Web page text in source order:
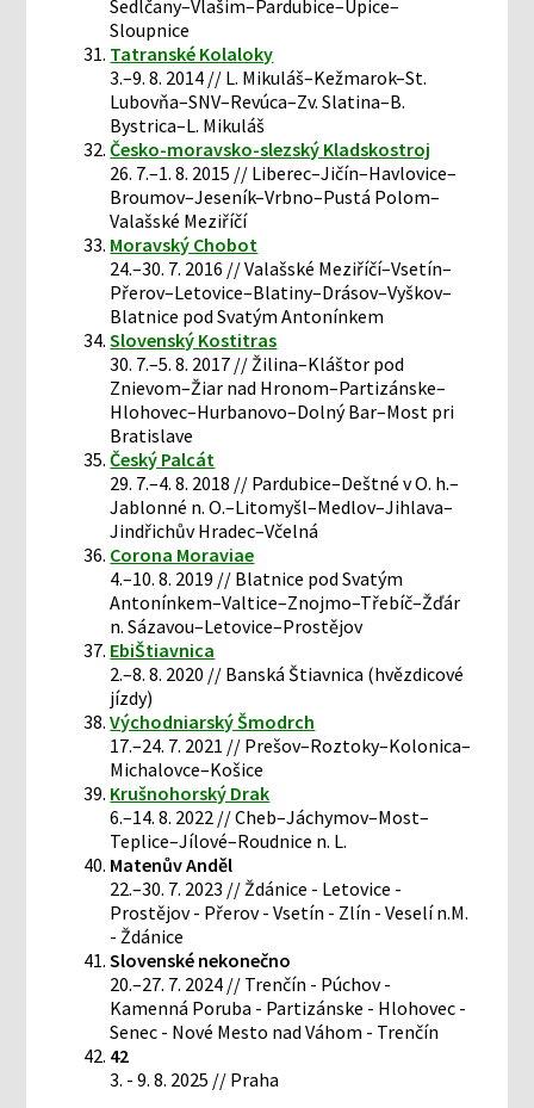
Sedlčany–Vlašim–Pardubice–Úpice–
Sloupnice
Tatranské Kolaloky
3.–9. 8. 2014 // L. Mikuláš–Kežmarok–St.
Lubovňa–SNV–Revúca–Zv. Slatina–B.
Bystrica–L. Mikuláš
Česko-moravsko-slezský Kladskostroj
26. 7.–1. 8. 2015 // Liberec–Jičín–Havlovice–
Broumov–Jeseník–Vrbno–Pustá Polom–
Valašské Meziříčí
Moravský Chobot
24.–30. 7. 2016 // Valašské Meziříčí–Vsetín–
Přerov–Letovice–Blatiny–Drásov–Vyškov–
Blatnice pod Svatým Antonínkem
Slovenský Kostitras
30. 7.–5. 8. 2017 // Žilina–Kláštor pod
Znievom–Žiar nad Hronom–Partizánske–
Hlohovec–Hurbanovo–Dolný Bar–Most pri
Bratislave
Český Palcát
29. 7.–4. 8. 2018 // Pardubice–Deštné v O. h.–
Jablonné n. O.–Litomyšl–Medlov–Jihlava–
Jindřichův Hradec–Včelná
Corona Moraviae
4.–10. 8. 2019 // Blatnice pod Svatým
Antonínkem–Valtice–Znojmo–Třebíč–Žďár
n. Sázavou–Letovice–Prostějov
EbiŠtiavnica
2.–8. 8. 2020 // Banská Štiavnica (hvězdicové
jízdy)
Východniarský Šmodrch
17.–24. 7. 2021 // Prešov–Roztoky–Kolonica–
Michalovce–Košice
Krušnohorský Drak
6.–14. 8. 2022 // Cheb–Jáchymov–Most–
Teplice–Jílové–Roudnice n. L.
Matenův Anděl
22.–30. 7. 2023 // Ždánice - Letovice -
Prostějov - Přerov - Vsetín - Zlín - Veselí n.M.
- Ždánice
Slovenské nekonečno
20.–27. 7. 2024 // Trenčín - Púchov -
Kamenná Poruba - Partizánske - Hlohovec -
Senec - Nové Mesto nad Váhom - Trenčín
42
3. - 9. 8. 2025 // Praha